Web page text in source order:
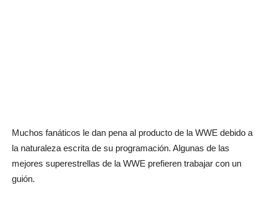
Muchos fanáticos le dan pena al producto de la WWE debido a
la naturaleza escrita de su programación. Algunas de las
mejores superestrellas de la WWE prefieren trabajar con un
guión.